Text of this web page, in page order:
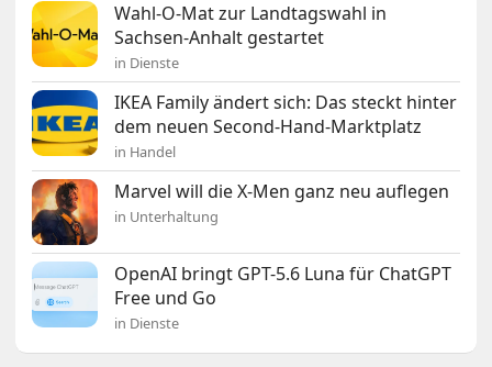
Wahl-O-Mat zur Landtagswahl in
Sachsen-Anhalt gestartet
in Dienste
IKEA Family ändert sich: Das steckt hinter
dem neuen Second-Hand-Marktplatz
in Handel
Marvel will die X-Men ganz neu auflegen
in Unterhaltung
OpenAI bringt GPT-5.6 Luna für ChatGPT
Free und Go
in Dienste